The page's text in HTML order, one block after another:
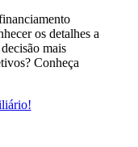
os detalhes a
mais
Conheça